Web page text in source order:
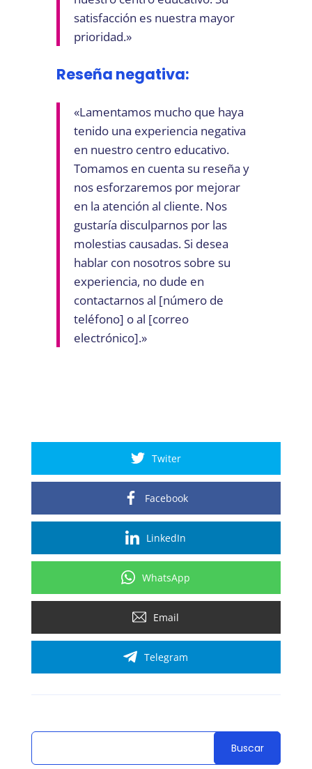
satisfacción es nuestra mayor
prioridad.»
Reseña negativa:
«Lamentamos mucho que haya
tenido una experiencia negativa
en nuestro centro educativo.
Tomamos en cuenta su reseña y
nos esforzaremos por mejorar
en la atención al cliente. Nos
gustaría disculparnos por las
molestias causadas. Si desea
hablar con nosotros sobre su
experiencia, no dude en
contactarnos al [número de
teléfono] o al [correo
electrónico].»
Twiter
Facebook
LinkedIn
WhatsApp
Email
Telegram